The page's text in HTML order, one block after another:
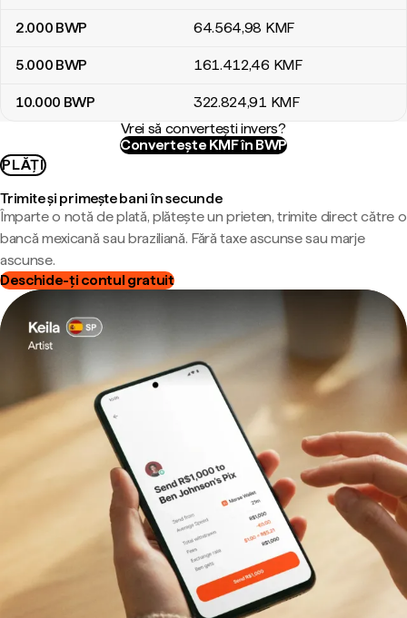
2.000 BWP 64.564,98 KMF
5.000 BWP 161.412,46 KMF
10.000 BWP 322.824,91 KMF
Vrei să convertești invers?
Convertește KMF în BWP
PLĂȚI
Trimite și primește bani în secunde
Împarte o notă de plată, plătește un prieten, trimite direct către o
bancă mexicană sau braziliană. Fără taxe ascunse sau marje
ascunse.
Deschide-ți contul gratuit